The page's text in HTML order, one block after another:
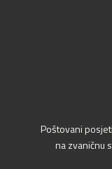
Poštovani
na zvaničnu